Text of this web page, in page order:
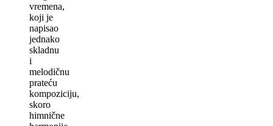
vremena,
koji je
napisao
jednako
skladnu
i
melodičnu
prateću
kompoziciju,
skoro
himnične